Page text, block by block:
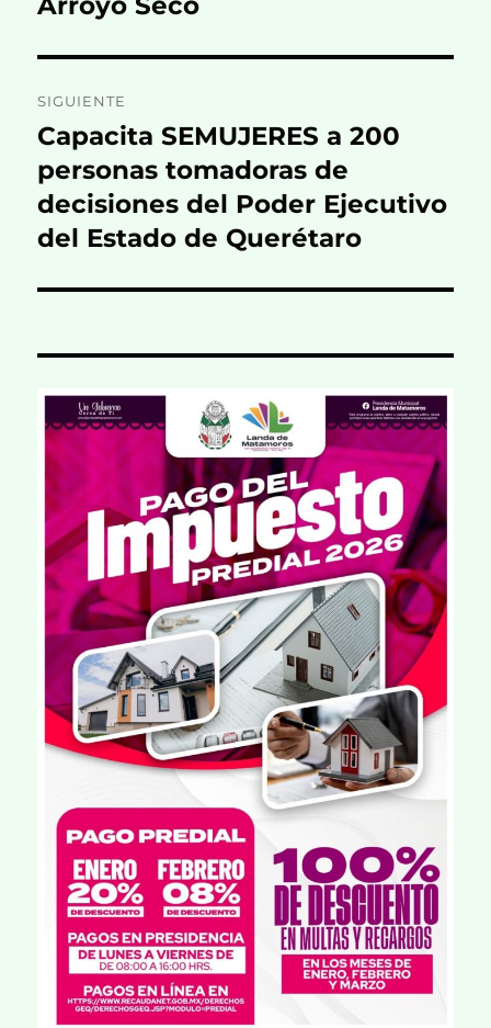
SIGUIENTE
Entrada
siguiente:
Capacita SEMUJERES a 200
personas tomadoras de
decisiones del Poder Ejecutivo
del Estado de Querétaro